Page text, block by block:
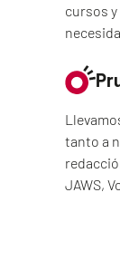
cursos
tanto a
JAWS,